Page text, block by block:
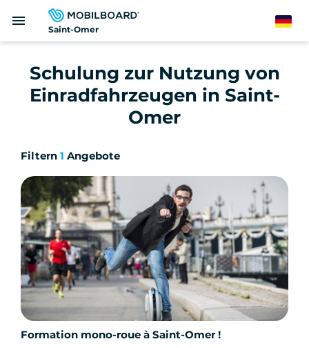
zum
Saint-Omer
menu German
Schulung zur Nutzung von
Einradfahrzeugen in Saint-
Omer
Filtern 1 Angebote
Formation mono-roue à Saint-Omer !